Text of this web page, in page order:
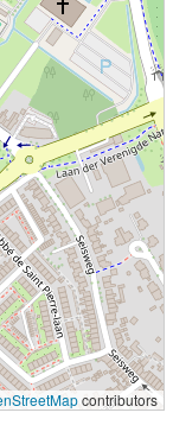
contributors